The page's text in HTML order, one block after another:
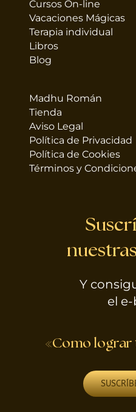
Cursos On-line
Vacaciones Mágicas
Terapia individual
Libros
Blog
Madhu Román
Tienda
Aviso Legal
Política de Privacidad
Política de Cookies
Términos y
Y
el
«Como lograr